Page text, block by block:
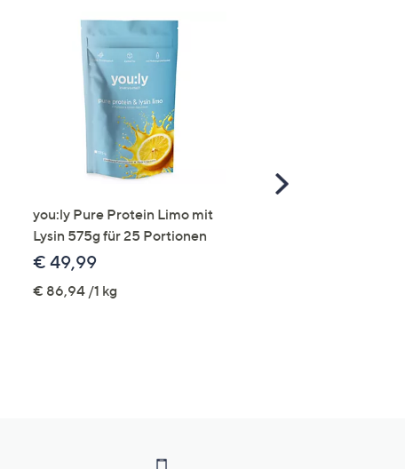
you:ly Pure Protein Limo mit
Lysin 575g für 25 Portionen
€ 49,99
€ 86,94 /1 kg
Scroll